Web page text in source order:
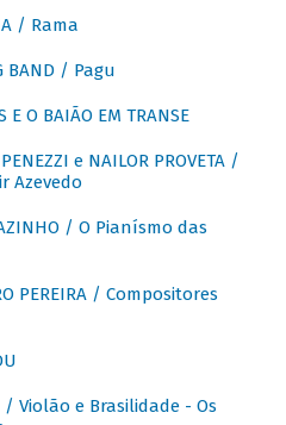
/ Rama
BAND / Pagu
E O BAIÃO EM TRANSE
e NAILOR PROVETA /
Azevedo
/ O Pianísmo das
PEREIRA / Compositores
/ Violão e Brasilidade - Os